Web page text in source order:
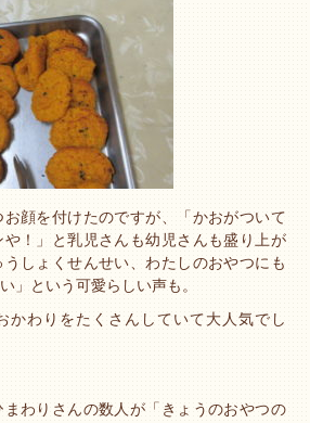
顔を付けたのですが、「かおがついて
！」と乳児さんも幼児さんも盛り上が
しょくせんせい、わたしのおやつにも
」という可愛らしい声も。
かわりをたくさんしていて大人気でし
わりさんの数人が「きょうのおやつの